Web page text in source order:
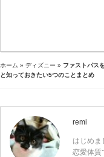
ホーム » ディズニー » ファストパス
と知っておきたい5つのことまとめ
remi
はじめま
恋愛体質